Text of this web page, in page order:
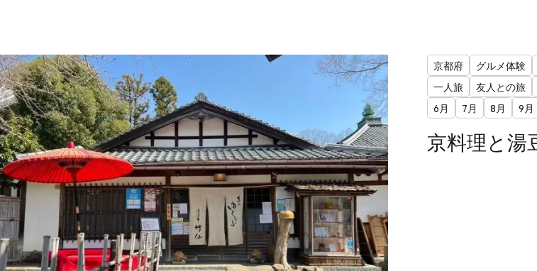
京都府 グルメ体験
一人旅
友人との旅
6月
7月 8月 9月
京料理と湯